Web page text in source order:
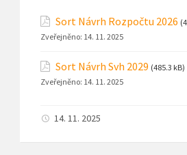
Sort Návrh Rozpočtu 2026
Zveřejněno: 14. 11. 2025
Sort Návrh Svh 2029 (485.3 kB)
Zveřejněno: 14. 11. 2025
14. 11. 2025